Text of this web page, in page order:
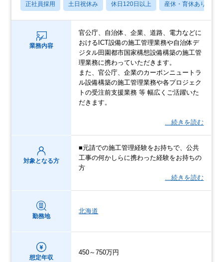
正社員採用 土日祝休み 休日120日以上 産休・育休あり
業務内容
官公庁、自治体、企業、道路、電力などに
おけるICT設備の施工管理業務や自治体デ
ジタル田園都市国家構想設備構築の施工管
理業務に携わっていただきます。
また、官公庁、企業のカーボンニュートラ
ル設備構築の施工管理業務や各プロジェク
トの受注前支援業務 等 幅広くご活躍いた
だきます。
…続きを読む
対象となる方
■元請での施工管理経験をお持ちで、公共
工事の何かしらに携わった経験をお持ちの
方
…続きを読む
勤務地
北海道
想定年収
450～750万円